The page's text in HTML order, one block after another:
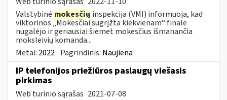
Valstybinė mokesčių inspekcija (VMI) informuoja, kad
viktorinos „Mokesčiai sugrįžta kiekvienam“ finale
nugalėjo ir geriausiai šiemet mokesčius išmanančia
moksleivių komanda...
Metai: 2022 Pagrindinis: Naujiena
IP telefonijos priežiūros paslaugų viešasis
pirkimas
Web turinio sąrašas 2021-07-08